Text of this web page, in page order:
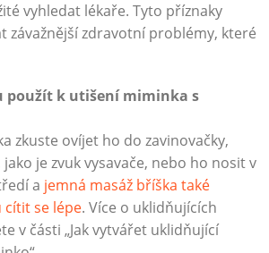
vyhledat lékaře. Tyto příznaky
závažnější zdravotní problémy, které
použít k utišení miminka s
zkuste ovíjet ho do zavinovačky,
je zvuk vysavače, nebo ho nosit v
a jemná masáž bříška také
se lépe. Více o uklidňujících
v části „Jak vytvářet uklidňující